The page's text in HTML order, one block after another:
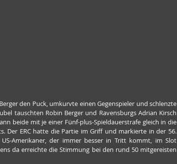
den Puck, umkurvte einen Gegenspieler und schlenzte
tauschten Robin Berger und Ravensburgs Adrian Kirsch
beide mit je einer Fünf-plus-Spieldauerstrafe gleich in die
Der ERC hatte die Partie im Griff und markierte in der 56.
Amerikaner, der immer besser in Tritt kommt, im Slot
da erreichte die Stimmung bei den rund 50 mitgereisten